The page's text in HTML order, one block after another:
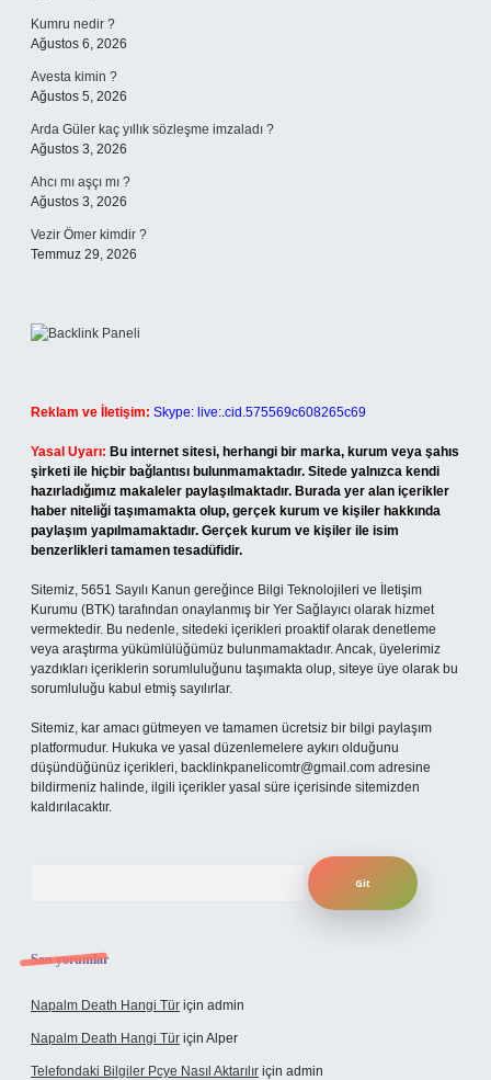
Kumru nedir ?
Ağustos 6, 2026
Avesta kimin ?
Ağustos 5, 2026
Arda Güler kaç yıllık sözleşme imzaladı ?
Ağustos 3, 2026
Ahcı mı aşçı mı ?
Ağustos 3, 2026
Vezir Ömer kimdir ?
Temmuz 29, 2026
Reklam ve İletişim: Skype: live:.cid.575569c608265c69
Yasal Uyarı: Bu internet sitesi, herhangi bir marka, kurum veya şahıs
şirketi ile hiçbir bağlantısı bulunmamaktadır. Sitede yalnızca kendi
hazırladığımız makaleler paylaşılmaktadır. Burada yer alan içerikler
haber niteliği taşımamakta olup, gerçek kurum ve kişiler hakkında
paylaşım yapılmamaktadır. Gerçek kurum ve kişiler ile isim
benzerlikleri tamamen tesadüfidir.
Sitemiz, 5651 Sayılı Kanun gereğince Bilgi Teknolojileri ve İletişim
Kurumu (BTK) tarafından onaylanmış bir Yer Sağlayıcı olarak hizmet
vermektedir. Bu nedenle, sitedeki içerikleri proaktif olarak denetleme
veya araştırma yükümlülüğümüz bulunmamaktadır. Ancak, üyelerimiz
yazdıkları içeriklerin sorumluluğunu taşımakta olup, siteye üye olarak bu
sorumluluğu kabul etmiş sayılırlar.
Sitemiz, kar amacı gütmeyen ve tamamen ücretsiz bir bilgi paylaşım
platformudur. Hukuka ve yasal düzenlemelere aykırı olduğunu
düşündüğünüz içerikleri, backlinkpanelicomtr@gmail.com adresine
bildirmeniz halinde, ilgili içerikler yasal süre içerisinde sitemizden
kaldırılacaktır.
Son yorumlar
Napalm Death Hangi Tür için admin
Napalm Death Hangi Tür için Alper
Telefondaki Bilgiler Pcye Nasıl Aktarılır için admin